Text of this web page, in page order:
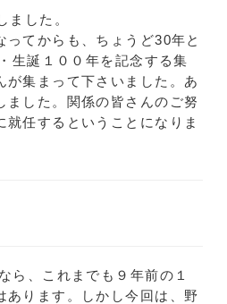
した。
てからも、ちょうど30年と
生誕１００年を記念する集
が集まって下さいました。あ
ました。関係の皆さんのご努
任するということになりま
、これまでも９年前の１
あります。しかし今回は、野